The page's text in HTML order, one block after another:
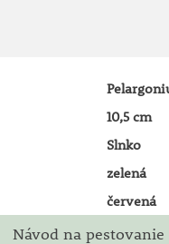
10,5 cm
Slnko
zelená
červená
Návod na pestovanie